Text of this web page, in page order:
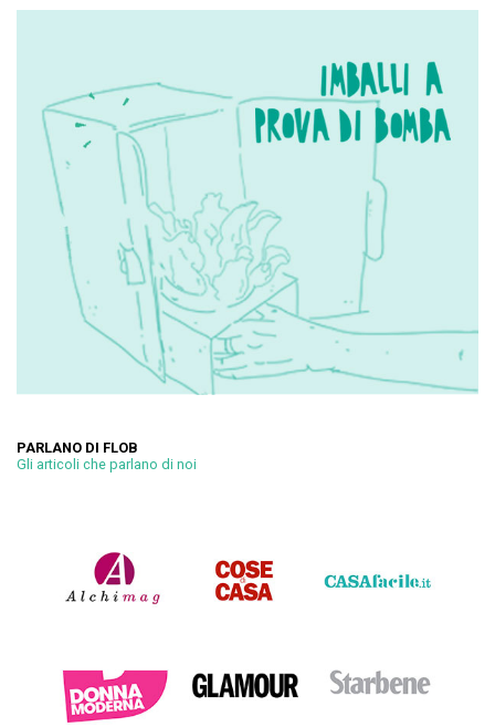
PARLANO DI FLOB
Gli articoli che parlano di noi